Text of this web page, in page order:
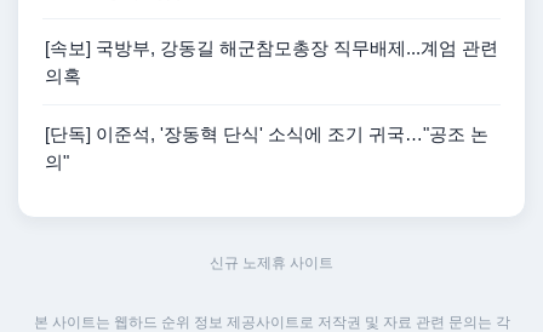
[속보] 국방부, 강동길 해군참모총장 직무배제...계엄 관련
의혹
[단독] 이준석, '장동혁 단식' 소식에 조기 귀국…"공조 논
의"
신규 노제휴 사이트
본 사이트는 웹하드 순위 정보 제공사이트로 저작권 및 자료 관련 문의는 각